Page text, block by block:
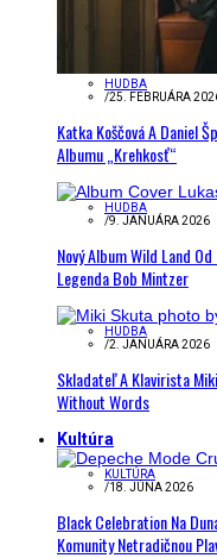
HUDBA
/25. FEBRUÁRA
Katka Koščová A Daniel
Albumu „Krehkosť“
HUDBA
/9. JANUÁRA 2026
Nový Album Wild Land
Legenda Bob Mintzer
HUDBA
/2. JANUÁRA 2026
Skladateľ A Klavirista
Without Words
Kultúra
KULTÚRA
/18. JÚNA 2026
Black Celebration Na
Komunity Netradičnou